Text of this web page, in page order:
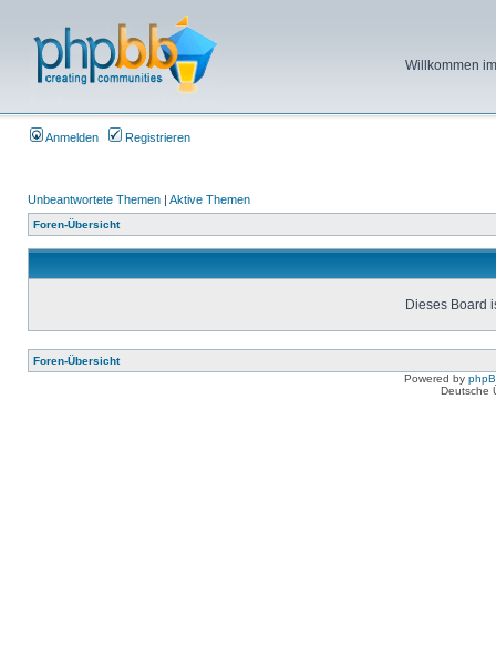
Willkommen
Anmelden Registrieren
Unbeantwortete Themen | Aktive Themen
Foren-Übersicht
Dieses Board
Foren-Übersicht
Powered by
Deutsche